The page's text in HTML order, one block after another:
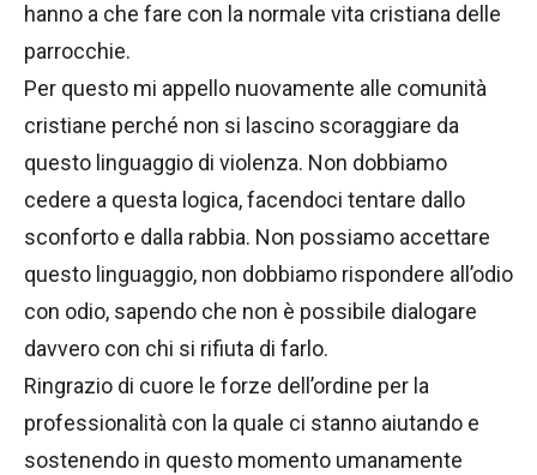
hanno a che fare con la normale vita cristiana delle
parrocchie.
Per questo mi appello nuovamente alle comunità
cristiane perché non si lascino scoraggiare da
questo linguaggio di violenza. Non dobbiamo
cedere a questa logica, facendoci tentare dallo
sconforto e dalla rabbia. Non possiamo accettare
questo linguaggio, non dobbiamo rispondere all’odio
con odio, sapendo che non è possibile dialogare
davvero con chi si rifiuta di farlo.
Ringrazio di cuore le forze dell’ordine per la
professionalità con la quale ci stanno aiutando e
sostenendo in questo momento umanamente